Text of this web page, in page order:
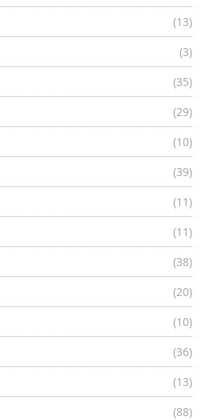
(13)
(3)
(35)
(29)
(10)
(39)
(11)
(11)
(38)
(20)
(10)
(36)
(13)
(88)